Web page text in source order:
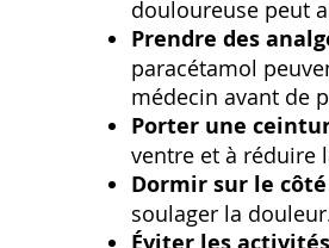
douloureuse peut
Prendre des
paracétamol
médecin avant de
Porter une
ventre et à réduire
Dormir sur le côté
soulager la